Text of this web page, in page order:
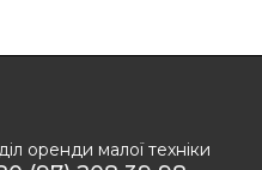
оренди малої техніки